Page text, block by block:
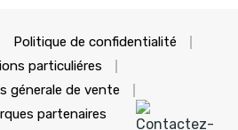
Politique de confidentialité
particuliéres
génerale de vente
partenaires